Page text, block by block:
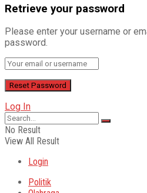
Retrieve your password
Please enter your username or
password.
Log In
No Result
View All Result
Login
Politik